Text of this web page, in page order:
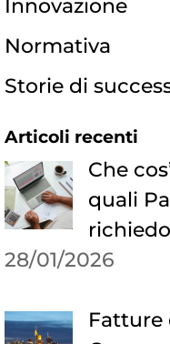
Innovazione
Normativa
Storie di
Articoli recenti
Che
quali
28/01/2026
Fatture